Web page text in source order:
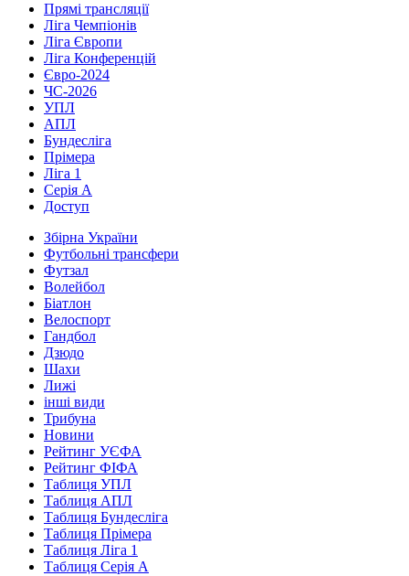
Прямі трансляції
Ліга Чемпіонів
Ліга Європи
Ліга Конференцій
Євро-2024
ЧС-2026
УПЛ
АПЛ
Бундесліга
Прімера
Ліга 1
Серія А
Доступ
Збірна України
Футбольні трансфери
Футзал
Волейбол
Біатлон
Велоспорт
Гандбол
Дзюдо
Шахи
Лижі
інші види
Трибуна
Новини
Рейтинг УЄФА
Рейтинг ФІФА
Таблиця УПЛ
Таблиця АПЛ
Таблиця Бундесліга
Таблиця Прімера
Таблиця Ліга 1
Таблиця Серія А